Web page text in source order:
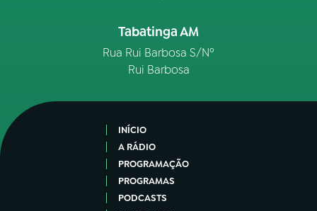
Tabatinga AM
Rua Rui Barbosa S/Nº
Rui Barbosa
INÍCIO
A RÁDIO
PROGRAMAÇÃO
PROGRAMAS
PODCASTS